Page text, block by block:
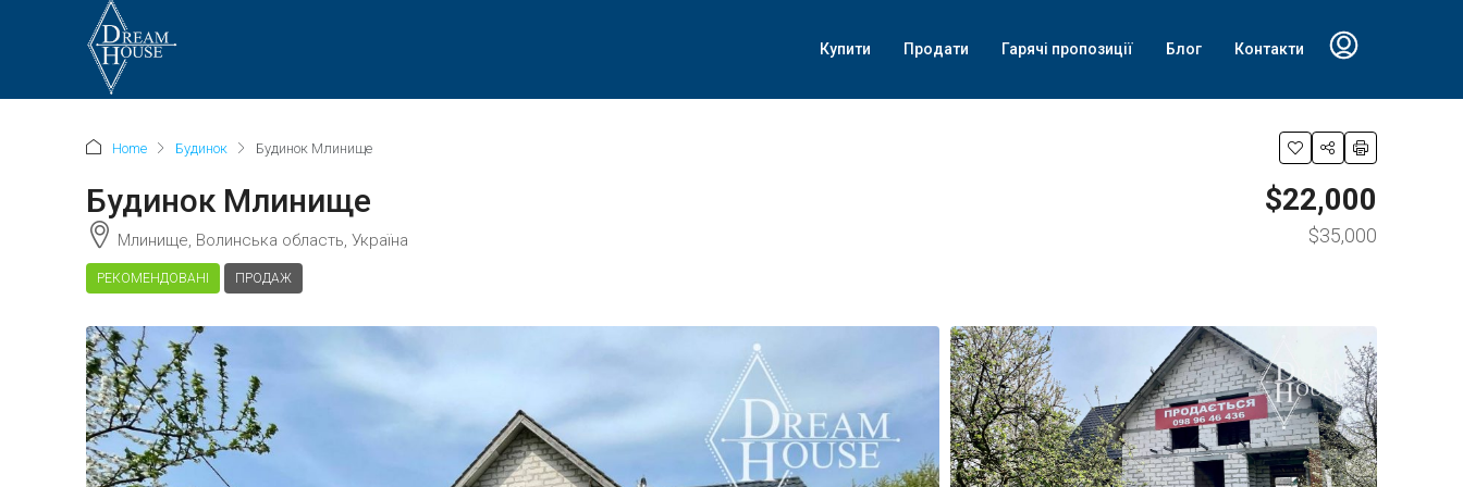
Купити Продати Гарячі пропозиції Блог Контакти
Home Будинок Будинок Млинище
Будинок Млинище
Млинище, Волинська область, Україна
РЕКОМЕНДОВАНІ ПРОДАЖ
$22,000
$35,000